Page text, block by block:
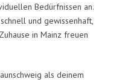
Bedürfnissen an.
und gewissenhaft,
in Mainz freuen
als deinem